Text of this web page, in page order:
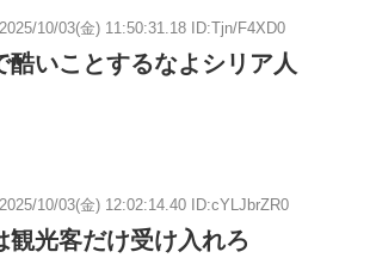
2025/10/03(金) 11:50:31.18 ID:Tjn/F4XD0
酷いことするなよシリア人
2025/10/03(金) 12:02:14.40 ID:cYLJbrZR0
観光客だけ受け入れろ